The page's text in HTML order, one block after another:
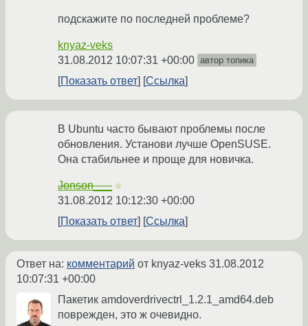
подскажите по последней проблеме?
knyaz-veks
31.08.2012 10:07:31 +00:00 автор топика
Показать ответ Ссылка
В Ubuntu часто бывают проблемы после
обновления. Установи лучше OpenSUSE.
Она стабильнее и проще для новичка.
Jonson___ ☆
31.08.2012 10:12:30 +00:00
Показать ответ
Ссылка
Ответ на: комментарий от knyaz-veks 31.08.2012
10:07:31 +00:00
Пакетик amdoverdrivectrl_1.2.1_amd64.deb
поврежден, это ж очевидно.